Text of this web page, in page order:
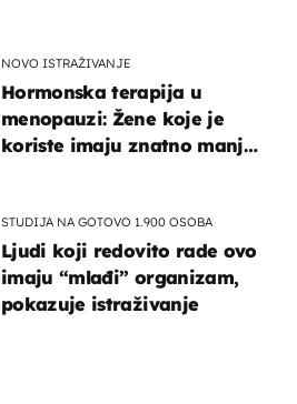
NOVO ISTRAŽIVANJE
Hormonska terapija u
menopauzi: Žene koje je
koriste imaju znatno manji
STUDIJA NA GOTOVO 1.900 OSOBA
Ljudi koji redovito rade ovo
imaju “mlađi” organizam,
pokazuje istraživanje